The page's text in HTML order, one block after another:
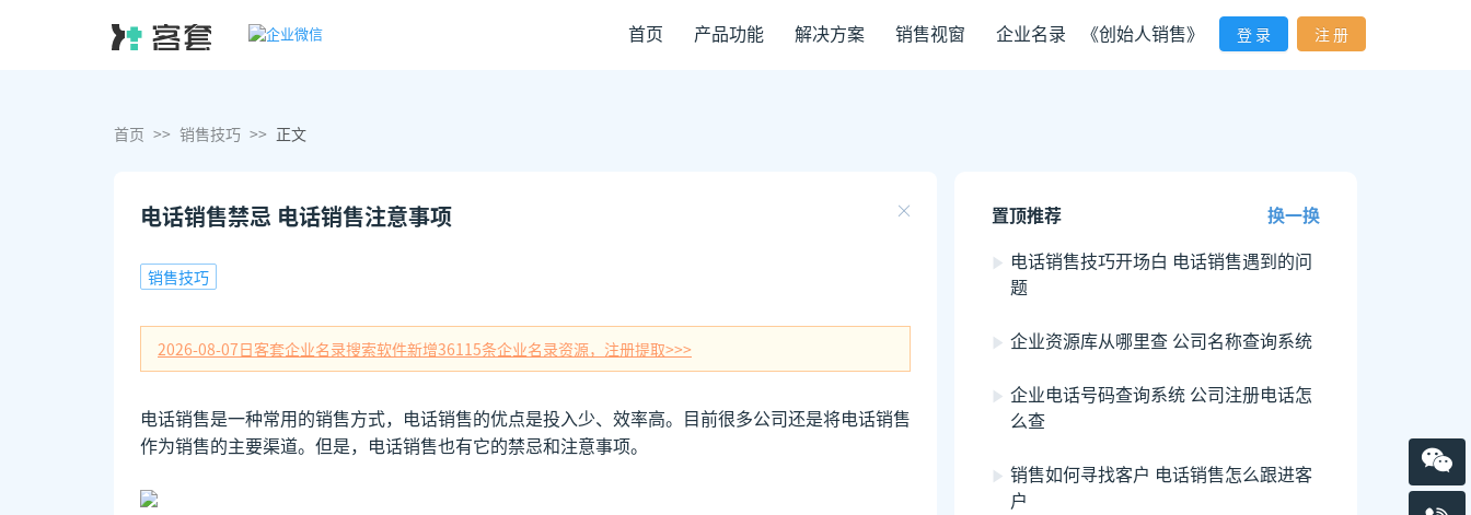
首页 产品功能 解决方案 销售视窗 企业名录 《创始人销售》 登 录 注 册
首页 >> 销售技巧 >> 正文
电话销售禁忌 电话销售注意事项
销售技巧
2026-08-07日客套企业名录搜索软件新增36115条企业名录资源，注册提取>>>
电话销售是一种常用的销售方式，电话销售的优点是投入少、效率高。目前很多公司还是将电话销售
作为销售的主要渠道。但是，电话销售也有它的禁忌和注意事项。
置顶推荐
换一换
电话销售技巧开场白 电话销售遇到的问
题
企业资源库从哪里查 公司名称查询系统
企业电话号码查询系统 公司注册电话怎
么查
销售如何寻找客户 电话销售怎么跟进客
户